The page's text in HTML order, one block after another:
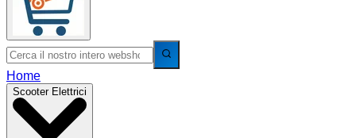
Home
Scooter Elettrici